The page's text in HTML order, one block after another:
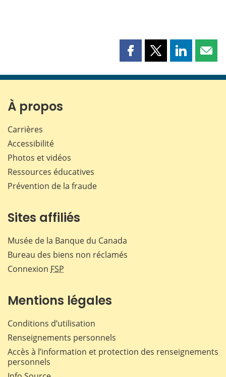
Partager
page
Partager
page
Partager
page page
À propos
Carrières
Accessibilité
Photos et vidéos
Ressources éducatives
Prévention de la fraude
Sites affiliés
Musée de la Banque du Canada
Bureau des biens non réclamés
Connexion FSP
Mentions légales
Conditions d’utilisation
Renseignements personnels
Accès à l’information et protection des renseignements
personnels